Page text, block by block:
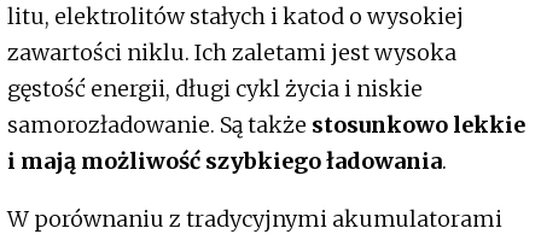
litu, elektrolitów stałych i katod o wysokiej
zawartości niklu. Ich zaletami jest wysoka
gęstość energii, długi cykl życia i niskie
samorozładowanie. Są także stosunkowo lekkie
i mają możliwość szybkiego ładowania.
W porównaniu z tradycyjnymi akumulatorami